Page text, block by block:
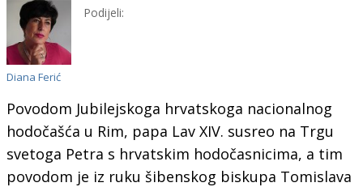
Diana Ferić
Podijeli:
Povodom Jubilejskoga hrvatskoga nacionalnog
hodočašća u Rim, papa Lav XIV. susreo na Trgu
svetoga Petra s hrvatskim hodočasnicima, a tim
povodom je iz ruku šibenskog biskupa Tomislava